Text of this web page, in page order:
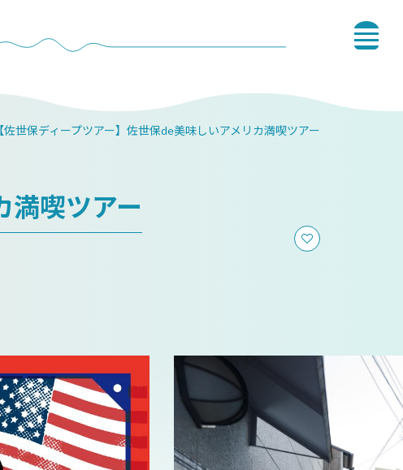
【佐世保ディープツアー】佐世保de美味しいアメリカ満喫ツアー
満喫ツアー